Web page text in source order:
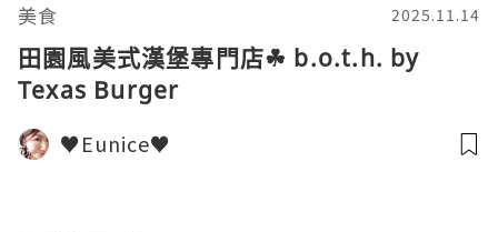
美食 2025.11.14
田園風美式漢堡專門店☘ b.o.t.h. by
Texas Burger
♥Eunice♥